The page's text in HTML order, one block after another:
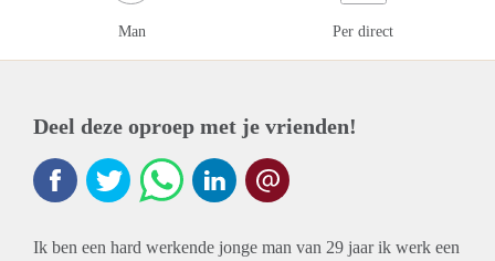
Man Per direct
Deel deze oproep met je vrienden!
Ik ben een hard werkende jonge man van 29 jaar ik werk een